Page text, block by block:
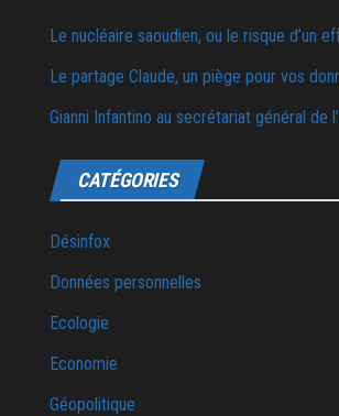
Le nucléaire saoudien, ou le risque d’un
Le partage Claude, un piège pour vos
Gianni Infantino au secrétariat général de
CATÉGORIES
Désinfox
Données personnelles
Ecologie
Economie
Géopolitique